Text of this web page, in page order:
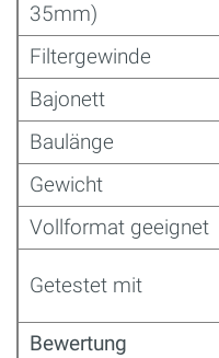
35mm)
Filtergewinde
Bajonett
Baulänge
Gewicht
Vollformat geeignet
Getestet mit
Bewertung